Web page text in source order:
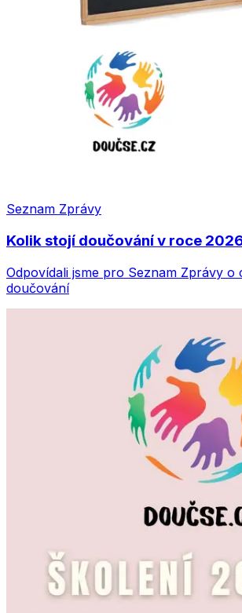
Seznam Zprávy
Kolik stojí doučování v roce
Odpovídali jsme pro Seznam Zprávy o
doučování